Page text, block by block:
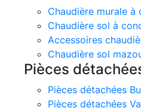
Chaudière murale à
Chaudière sol à
Accessoires
Chaudière sol
Pièces
Pièces détachées
Pièces détachées